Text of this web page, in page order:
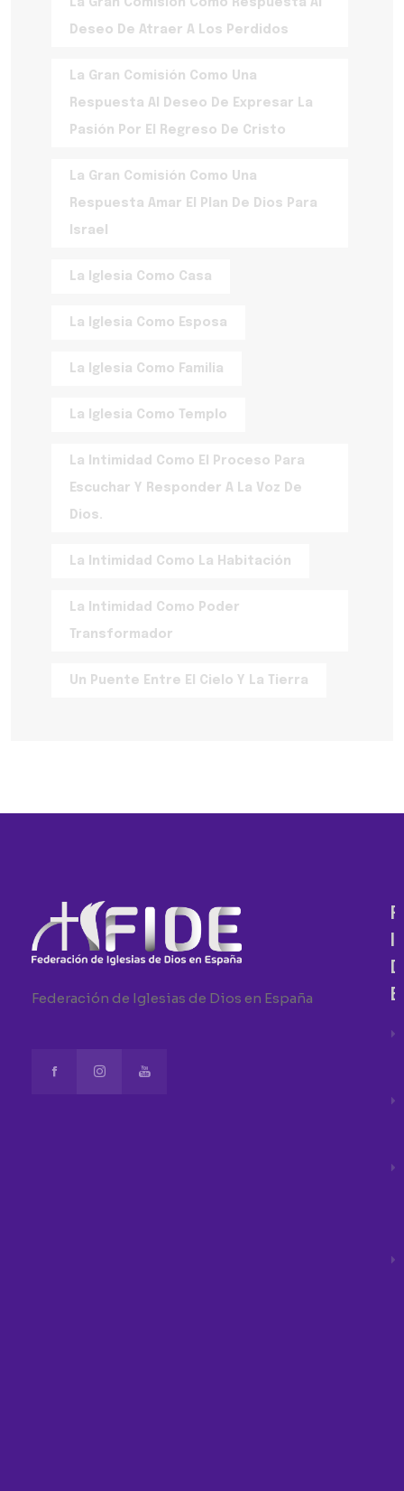
La Gran Comisión Como Respuesta Al
Deseo De Atraer A Los Perdidos
La Gran Comisión Como Una
Respuesta Al Deseo De Expresar La
Pasión Por El Regreso De Cristo
La Gran Comisión Como Una
Respuesta Amar El Plan De Dios Para
Israel
La Iglesia Como Casa
La Iglesia Como Esposa
La Iglesia Como Familia
La Iglesia Como Templo
La Intimidad Como El Proceso Para
Escuchar Y Responder A La Voz De
Dios.
La Intimidad Como La Habitación
La Intimidad Como Poder
Transformador
Un Puente Entre El Cielo Y La Tierra
Federación de Iglesias de Dios en España
F
I
D
E